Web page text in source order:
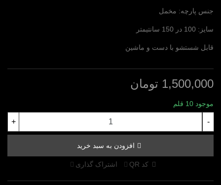
جنس پارچه: مخمل
سایز: 100 در 150 سانتیمتر
قابل شستشو با دست و ماشین
1,500,000 تومان
موجود 10 قلم
-
+
افزودن به سبد خرید
کد QR اشتراک گذاری